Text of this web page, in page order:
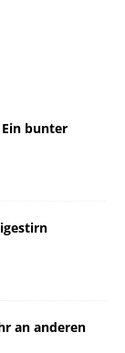
bunter
an anderen